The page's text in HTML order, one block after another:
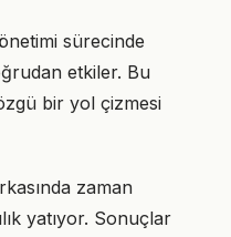
sürecinde
etkiler. Bu
bir yol çizmesi
zaman
yatıyor. Sonuçlar